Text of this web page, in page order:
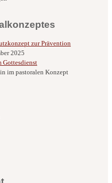
zur Prävention
2025
Gottesdienst
im pastoralen Konzept